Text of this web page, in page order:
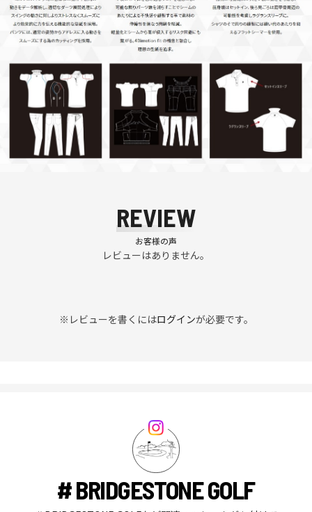
REVIEW
お客様の声
レビューはありません。
※レビューを書くにはログインが必要です。
# BRIDGESTONE GOLF